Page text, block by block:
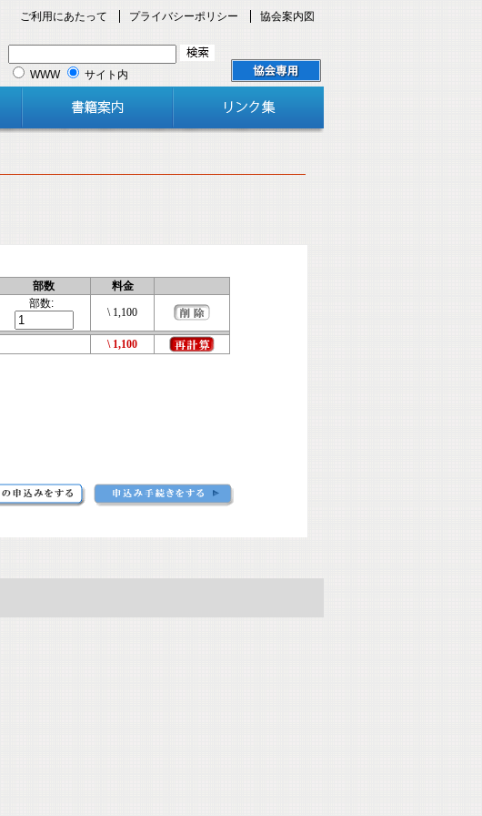
ご利用にあたって プライバシーポリシー 協会案内図
WWW サイト内
部数 料金
部数:
\ 1,100
\ 1,100